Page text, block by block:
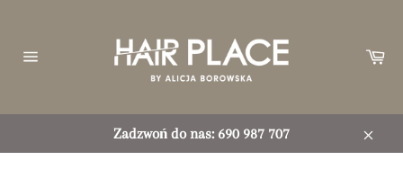
treści
Zadzwoń do nas: 690 987 707